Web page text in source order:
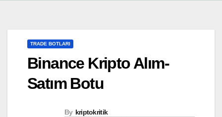
TRADE BOTLARI
Binance Kripto Alım-
Satım Botu
By kriptokritik